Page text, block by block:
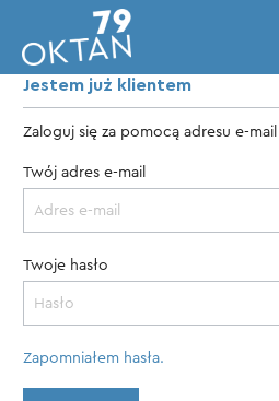
Jestem już klientem
Zaloguj się za pomocą adresu e-mail
Twój adres e-mail
Twoje hasło
Zapomniałem hasła.